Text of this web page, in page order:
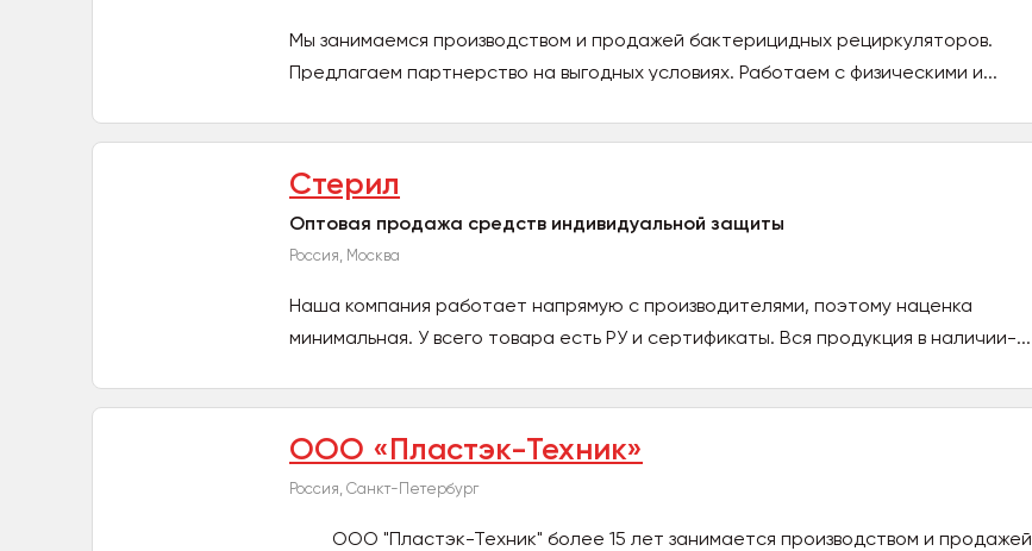
Мы занимаемся производством и продажей бактерицидных рециркуляторов.
Предлагаем партнерство на выгодных условиях. Работаем с физическими и...
Стерил
Оптовая продажа средств индивидуальной защиты
Россия, Москва
Наша компания работает напрямую с производителями, поэтому наценка
минимальная. У всего товара есть РУ и сертификаты. Вся продукция в наличии-...
ООО «Пластэк-Техник»
Россия, Санкт-Петербург
ООО "Пластэк-Техник" более 15 лет занимается производством и продажей